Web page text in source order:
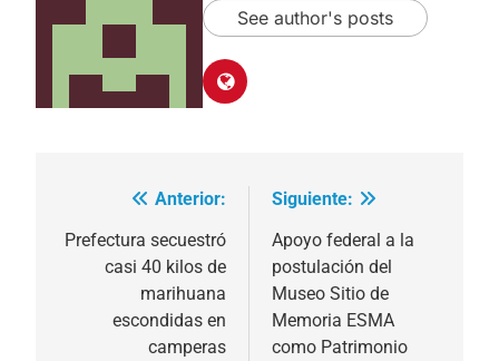
See author's posts
Navegación
de
entradas
Anterior:
Prefectura secuestró
casi 40 kilos de
marihuana
escondidas en
camperas
Siguiente:
Apoyo federal a la
postulación del
Museo Sitio de
Memoria ESMA
como Patrimonio